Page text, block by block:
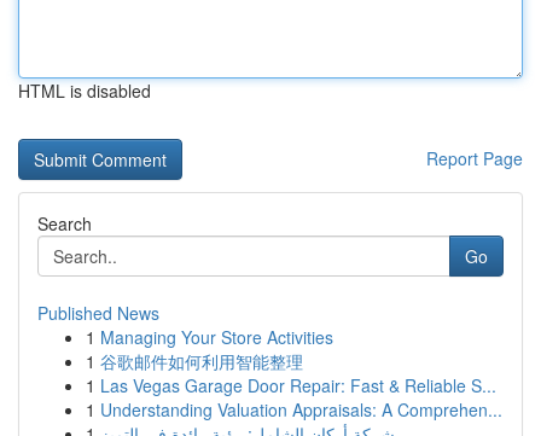
HTML is disabled
Report Page
Search
Go
Published News
1 Managing Your Store Activities
1 谷歌邮件如何利用智能整理
1 Las Vegas Garage Door Repair: Fast & Reliable S...
1 Understanding Valuation Appraisals: A Comprehen...